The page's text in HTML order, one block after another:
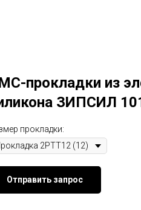
прокладки из
ЗИПСИЛ
прокладки:
Отправить запрос